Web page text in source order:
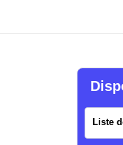
Liste